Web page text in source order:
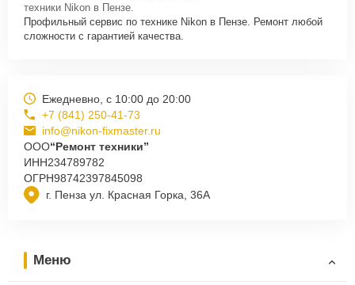
техники Nikon в Пензе.
Профильный сервис по технике Nikon в Пензе. Ремонт любой
сложности с гарантией качества.
г. Пенза ул. Красная Горка, 36А
Ежедневно, с 10:00 до 20:00
+7 (841) 250-41-73
info@nikon-fixmaster.ru
ООО“Ремонт техники”
ИНН234789782
ОГРН98742397845098
Меню